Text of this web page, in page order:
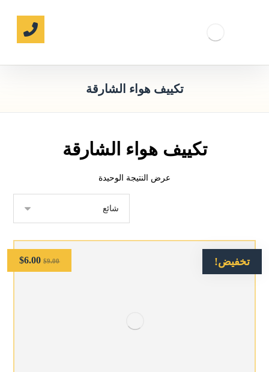
تكييف هواء الشارقة
تكييف هواء الشارقة
عرض النتيجة الوحيدة
تخفيض! $9.00
$6.00